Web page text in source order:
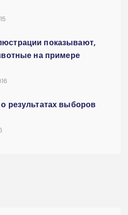
показывают,
на примере
результатах выборов